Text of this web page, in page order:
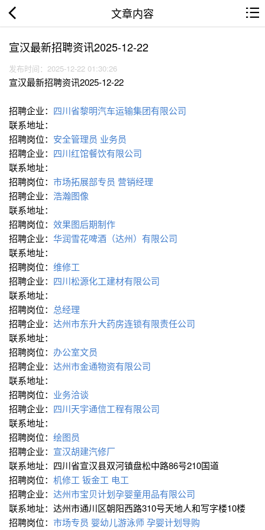
文章内容
宣汉最新招聘资讯2025-12-22
发布时间：2025-12-22 01:30:26
宣汉最新招聘资讯2025-12-22
招聘企业： 四川省黎明汽车运输集团有限公司
联系地址：
招聘岗位： 安全管理员 业务员
招聘企业： 四川红馆餐饮有限公司
联系地址：
招聘岗位： 市场拓展部专员 营销经理
招聘企业： 浩瀚图像
联系地址：
招聘岗位： 效果图后期制作
招聘企业： 华润雪花啤酒（达州）有限公司
联系地址：
招聘岗位： 维修工
招聘企业： 四川松源化工建材有限公司
联系地址：
招聘岗位： 总经理
招聘企业： 达州市东升大药房连锁有限责任公司
联系地址：
招聘岗位： 办公室文员
招聘企业： 达州市金通物资有限公司
联系地址：
招聘岗位： 业务洽谈
招聘企业： 四川天宇通信工程有限公司
联系地址：
招聘岗位： 绘图员
招聘企业： 宣汉胡建汽修厂
联系地址：四川省宣汉县双河镇盘松中路86号210国道
招聘岗位： 机修工 钣金工 电工
招聘企业： 达州市宝贝计划孕婴童用品有限公司
联系地址：达州市通川区朝阳西路310号天地人和写字楼10楼
招聘岗位： 市场专员 婴幼儿游泳师孕婴计划导购